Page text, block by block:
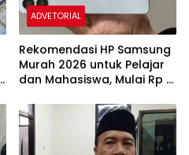
ADVETORIAL
Rekomendasi HP Samsung
Murah 2026 untuk Pelajar
dan Mahasiswa, Mulai Rp 1